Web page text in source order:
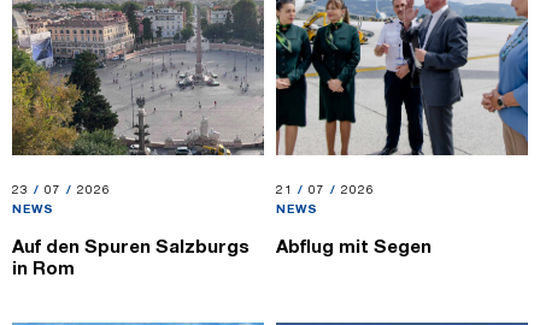
23.07.2026
23 / 07 / 2026
NEWS
Auf den Spuren Salzburgs
in Rom
21.07.2026
21 / 07 / 2026
NEWS
Abflug mit Segen